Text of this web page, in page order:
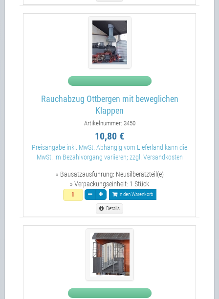
Rauchabzug Ottbergen mit beweglichen
Klappen
Artikelnummer: 3450
10,80 €
Preisangabe inkl. MwSt. Abhängig vom Lieferland kann die
MwSt. im Bezahlvorgang variieren; zzgl. Versandkosten
» Bausatzausführung: Neusilberätzteil(e)
» Verpackungseinheit: 1 Stück
In den Warenkorb
Details